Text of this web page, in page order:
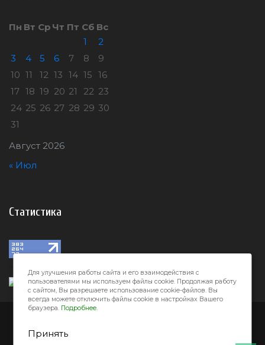
Август 2026
Пн Вт Ср Чт Пт Сб Вс
1
2
3
4 5 6 7 8
9
10 11 12 13 14 15 16
17 18 19 20 21 22 23
24 25 26 27 28 29 30
31
« Июл
Статистика
Для улучшения работы сайта и его взаимодействия с
пользователями мы используем файлы cookie. Продолжая работу
с сайтом, Вы разрешаете использование cookie-файлов. Вы
всегда можете отключить файлы cookie в настройках Вашего
браузера. Подробнее.
Принять